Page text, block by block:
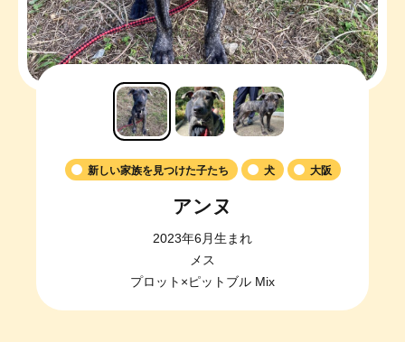
新しい家族を見つけた子たち 犬 大阪
アンヌ
2023年6月生まれ
メス
プロット×ピットブル Mix